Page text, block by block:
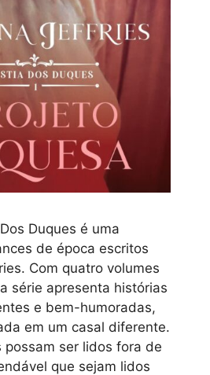
Duques é uma
de época escritos
Com quatro volumes
série apresenta histórias
e bem-humoradas,
em um casal diferente.
possam ser lidos fora de
que sejam lidos